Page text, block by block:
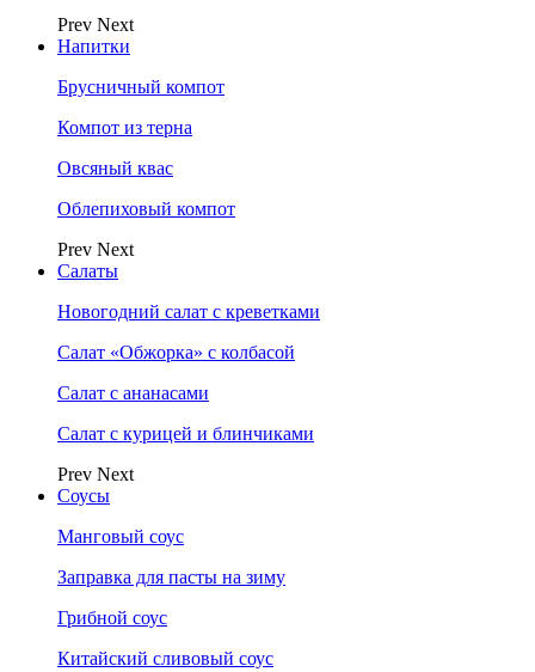
Prev Next
Напитки
Брусничный компот
Компот из терна
Овсяный квас
Облепиховый компот
Prev Next
Салаты
Новогодний салат с креветками
Салат «Обжорка» с колбасой
Салат с ананасами
Салат с курицей и блинчиками
Prev Next
Соусы
Манговый соус
Заправка для пасты на зиму
Грибной соус
Китайский сливовый соус